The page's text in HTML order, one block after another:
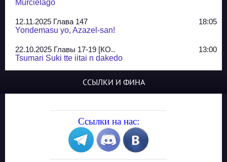
Murcielago
12.11.2025 Глава 147
18:05
Yondemasu yo, Azazel-san!
22.10.2025 Главы 17-19 [КО..
13:00
Tsumari Suki tte iitai n dakedo
Yozakura Shijuusou
08.08.2025 Глава 50
A Compendium of Ghosts
ССЫЛКИ И ФИНА
Ссылки на нас: